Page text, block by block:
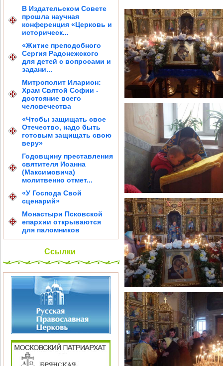
В Издательском Совете
прошла научная
конференция «Церковь и
историческ...
«Житие преподобного
Сергия Радонежского
для детей с вопросами и
задани...
Митрополит Иларион:
Храм Святой Софии -
достояние всего
человечества
«Чтобы защищать свое
Отечество, надо быть
готовым защищать свою
веру»
Годовщину преставления
святителя Иоанна
(Максимовича)
молитвенно отмет...
«У Господа Свой
сценарий»
Монастыри Псковской
епархии открываются
для паломников
Ссылки